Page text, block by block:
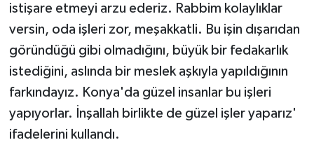
istişare etmeyi arzu ederiz. Rabbim kolaylıklar
versin, oda işleri zor, meşakkatli. Bu işin dışarıdan
göründüğü gibi olmadığını, büyük bir fedakarlık
istediğini, aslında bir meslek aşkıyla yapıldığının
farkındayız. Konya'da güzel insanlar bu işleri
yapıyorlar. İnşallah birlikte de güzel işler yaparız'
ifadelerini kullandı.